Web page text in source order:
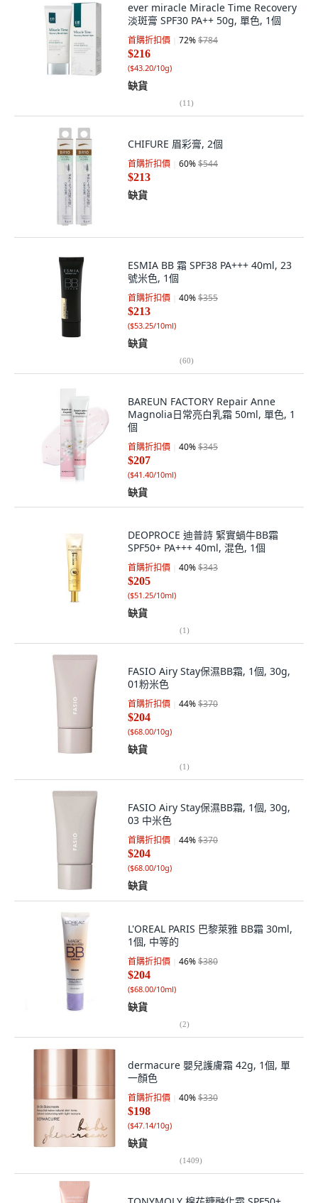
ever miracle Miracle Time Recovery
淡斑膏 SPF30 PA++ 50g, 單色, 1個
首購折扣價 72%$784
$216
($43.20/10g)
缺貨
(11)
CHIFURE 眉彩膏, 2個
首購折扣價 60%$544
$213
缺貨
ESMIA BB 霜 SPF38 PA+++ 40ml, 23
號米色, 1個
首購折扣價 40%$355
$213
($53.25/10ml)
缺貨
(60)
BAREUN FACTORY Repair Anne
Magnolia日常亮白乳霜 50ml, 單色, 1
個
首購折扣價 40%$345
$207
($41.40/10ml)
缺貨
DEOPROCE 迪普詩 緊實蝸牛BB霜
SPF50+ PA+++ 40ml, 混色, 1個
首購折扣價 40%$343
$205
($51.25/10ml)
缺貨
(1)
FASIO Airy Stay保濕BB霜, 1個, 30g,
01粉米色
首購折扣價 44%$370
$204
($68.00/10g)
缺貨
(1)
FASIO Airy Stay保濕BB霜, 1個, 30g,
03 中米色
首購折扣價 44%$370
$204
($68.00/10g)
缺貨
L'OREAL PARIS 巴黎萊雅 BB霜 30ml,
1個, 中等的
首購折扣價 46%$380
$204
($68.00/10ml)
缺貨
(2)
dermacure 嬰兒護膚霜 42g, 1個, 單
一顏色
首購折扣價 40%$330
$198
($47.14/10g)
缺貨
(1409)